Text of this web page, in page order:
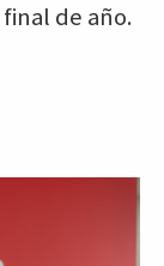
de año.